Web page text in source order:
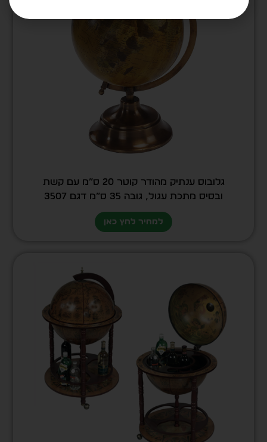
גלובוס ענתיק מהודר קוטר 20 ס”מ עם קשת
ובסיס מתכת עגול, גובה 35 ס”מ דגם 3507
למחיר לחץ כאן